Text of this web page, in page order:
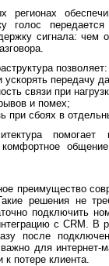
регионах
голос
сигнала:
позволяет:
ускорять передачу
связи при
и помех;
при сбоях в
помогает
преимущество
решения не
подключить
с CRM. В
после
для интернет-
к потере клиента.